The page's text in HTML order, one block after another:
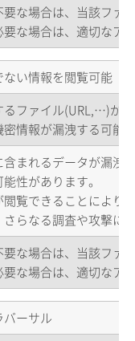
要な場合は、当該ファ
要な場合は、適切なア
い情報を閲覧可能（
ファイル(URL,…)が
情報が漏洩する可能
含まれるデータが漏洩
性があります。
閲覧できることにより
さらなる調査や攻撃に
要な場合は、当該ファ
要な場合は、適切なア
ーサル